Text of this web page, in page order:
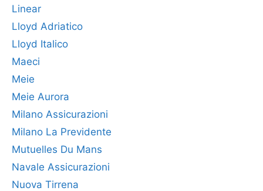
Linear
Lloyd Adriatico
Lloyd Italico
Maeci
Meie
Meie Aurora
Milano Assicurazioni
Milano La Previdente
Mutuelles Du Mans
Navale Assicurazioni
Nuova Tirrena